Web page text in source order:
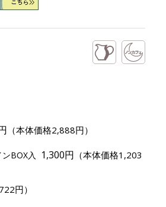
（本体価格2,888円）
BOX入 1,300円 （本体価格1,203
円）